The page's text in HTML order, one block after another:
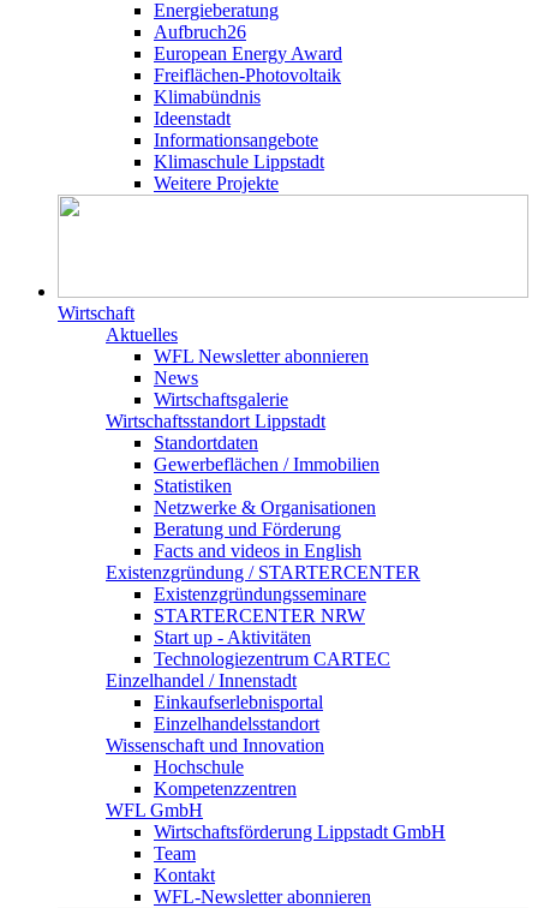
Energieberatung
Aufbruch26
European Energy Award
Freiflächen-Photovoltaik
Klimabündnis
Ideenstadt
Informationsangebote
Klimaschule Lippstadt
Weitere Projekte
Wirtschaft
Aktuelles
WFL Newsletter abonnieren
News
Wirtschaftsgalerie
Wirtschafts­­standort Lippstadt
Standortdaten
Gewerbeflächen / Immobilien
Statistiken
Netzwerke & Organisationen
Beratung und Förderung
Facts and videos in English
Existenz­gründung / STARTERCENTER
Existenzgründungsseminare
STARTERCENTER NRW
Start up - Aktivitäten
Technologiezentrum CARTEC
Einzelhandel / Innenstadt
Einkaufserlebnisportal
Einzelhandelsstandort
Wissenschaft und Innovation
Hochschule
Kompetenzzentren
WFL GmbH
Wirtschaftsförderung Lippstadt GmbH
Team
Kontakt
WFL-Newsletter abonnieren